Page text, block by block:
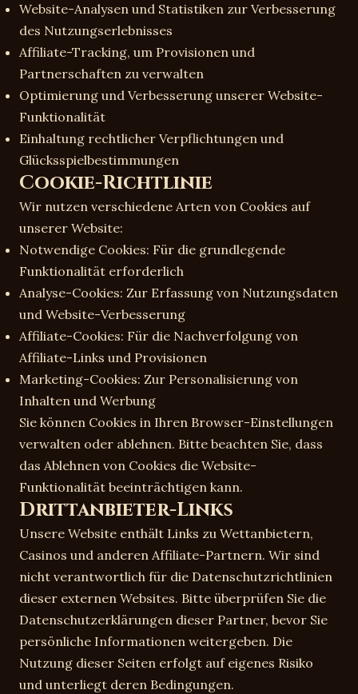
Website-Analysen und Statistiken zur Verbesserung
des Nutzungserlebnisses
Affiliate-Tracking, um Provisionen und
Partnerschaften zu verwalten
Optimierung und Verbesserung unserer Website-
Funktionalität
Einhaltung rechtlicher Verpflichtungen und
Glücksspielbestimmungen
Cookie-Richtlinie
Wir nutzen verschiedene Arten von Cookies auf
unserer Website:
Notwendige Cookies: Für die grundlegende
Funktionalität erforderlich
Analyse-Cookies: Zur Erfassung von Nutzungsdaten
und Website-Verbesserung
Affiliate-Cookies: Für die Nachverfolgung von
Affiliate-Links und Provisionen
Marketing-Cookies: Zur Personalisierung von
Inhalten und Werbung
Sie können Cookies in Ihren Browser-Einstellungen
verwalten oder ablehnen. Bitte beachten Sie, dass
das Ablehnen von Cookies die Website-
Funktionalität beeinträchtigen kann.
Drittanbieter-Links
Unsere Website enthält Links zu Wettanbietern,
Casinos und anderen Affiliate-Partnern. Wir sind
nicht verantwortlich für die Datenschutzrichtlinien
dieser externen Websites. Bitte überprüfen Sie die
Datenschutzerklärungen dieser Partner, bevor Sie
persönliche Informationen weitergeben. Die
Nutzung dieser Seiten erfolgt auf eigenes Risiko
und unterliegt deren Bedingungen.